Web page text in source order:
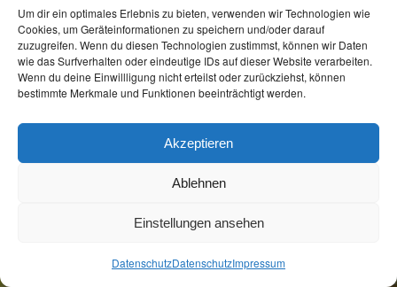
Um dir ein optimales Erlebnis zu bieten, verwenden wir Technologien wie
Cookies, um Geräteinformationen zu speichern und/oder darauf
zuzugreifen. Wenn du diesen Technologien zustimmst, können wir Daten
wie das Surfverhalten oder eindeutige IDs auf dieser Website verarbeiten.
Wenn du deine Einwillligung nicht erteilst oder zurückziehst, können
bestimmte Merkmale und Funktionen beeinträchtigt werden.
Akzeptieren
Ablehnen
Einstellungen ansehen
DatenschutzDatenschutzImpressum
Jetzt Buchen Jetzt Buchen